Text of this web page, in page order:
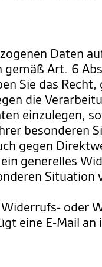
Daten
Art. 6
Sie das Recht,
die
einzulegen,
besonderen
gegen
generelles
Situation
oder
eine E-Mail an